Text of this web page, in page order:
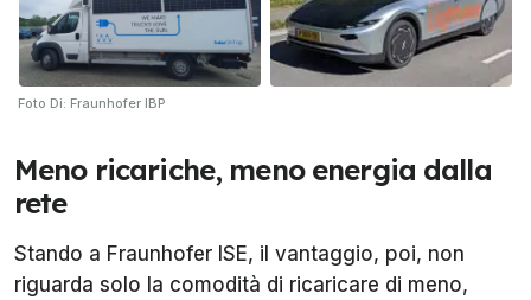
Foto Di: Fraunhofer IBP
Meno ricariche, meno energia dalla
rete
Stando a Fraunhofer ISE, il vantaggio, poi, non
riguarda solo la comodità di ricaricare di meno,